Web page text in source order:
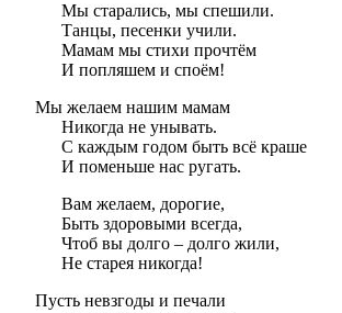
Мы старались, мы спешили.
Танцы, песенки учили.
Мамам мы стихи прочтём
И попляшем и споём!
Мы желаем нашим мамам
Никогда не унывать.
С каждым годом быть всё краше
И поменьше нас ругать.
Вам желаем, дорогие,
Быть здоровыми всегда,
Чтоб вы долго – долго жили,
Не старея никогда!
Пусть невзгоды и печали